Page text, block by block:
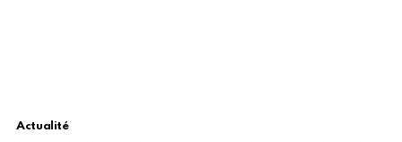
Actualité